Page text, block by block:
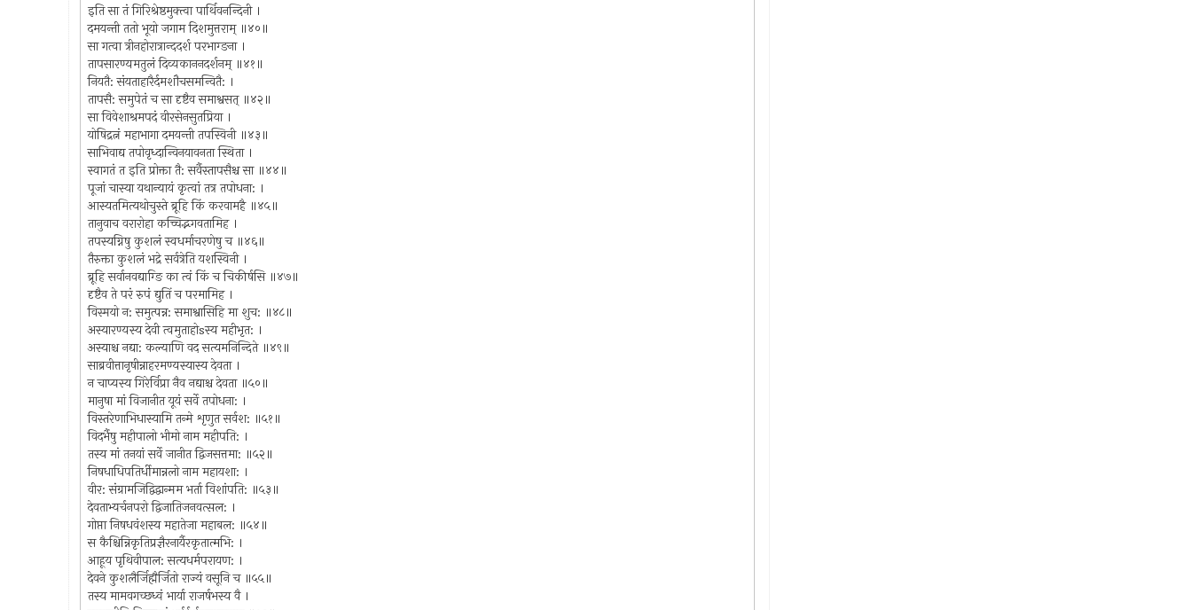
इति सा तं गिरिश्रेष्ठमुक्त्वा पार्थिवनन्दिनी ।
दमयन्ती ततो भूयो जगाम दिशमुत्तराम् ॥४०॥
सा गत्वा त्रीनहोरात्रान्ददर्श परभाग्ङना ।
तापसारण्यमतुलं दिव्यकाननदर्शनम् ॥४१॥
नियतै: संयताहारैर्दमशौचसमन्वितै: ।
तापसै: समुपेतं च सा दृष्टैव समाश्वसत् ॥४२॥
सा विवेशाश्रमपदं वीरसेनसुतप्रिया ।
योषिद्रत्नं महाभागा दमयन्ती तपस्विनी ॥४३॥
साभिवाद्य तपोवृध्दान्विनयावनता स्थिता ।
स्वागतं त इति प्रोक्ता तै: सर्वैस्तापसैश्च सा ॥४४॥
पूजां चास्या यथान्यायं कृत्वां तत्र तपोधना: ।
आस्यतमित्यथोचुस्ते ब्रूहि किं करवामहै ॥४५॥
तानुवाच वरारोहा कच्चिद्भगवतामिह ।
तपस्यग्निषु कुशलं स्वधर्माचरणेषु च ॥४६॥
तैरुक्ता कुशलं भद्रे सर्वत्रेति यशस्विनी ।
ब्रूहि सर्वानवद्याग्ङि का त्वं किं च चिकीर्षसि ॥४७॥
दृष्टैव ते परं रुपं द्युतिं च परमामिह ।
विस्मयो न: समुत्पन्न: समाश्वासिहि मा शुच: ॥४८॥
अस्यारण्यस्य देवी त्वमुताहोsस्य महीभृत: ।
अस्याश्च नद्या: कल्याणि वद सत्यमनिन्दिते ॥४९॥
साब्रवीत्तानृषीन्नाहरमण्यस्यास्य देवता ।
न चाप्यस्य गिरेर्विप्रा नैव नद्याश्च देवता ॥५०॥
मानुषा मां विजानीत यूयं सर्वे तपोधना: ।
विस्तरेणाभिधास्यामि तन्मे शृणुत सर्वश: ॥५१॥
विदर्भैषु महीपालो भीमो नाम महीपति: ।
तस्य मां तनयां सर्वे जानीत द्विजसत्तमा: ॥५२॥
निषधाधिपतिर्धीमान्नलो नाम महायशा: ।
वीर: संग्रामजिद्विद्वान्मम भर्ता विशांपति: ॥५३॥
देवताभ्यर्चनपरो द्विजातिजनवत्सल: ।
गोप्ता निषधवंशस्य महातेजा महाबल: ॥५४॥
स कैश्चिन्निकृतिप्रज्ञैरनार्यैरकृतात्मभि: ।
आहूय पृथिवीपाल: सत्यधर्मपरायण: ।
देवने कुशलैर्जिह्मैर्जितो राज्यं वसूनि च ॥५५॥
तस्य मामवगच्छध्वं भार्या राजर्षभस्य वै ।